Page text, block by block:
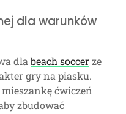
dla warunków
dlabeach soccerze
gry na piasku.
ćwiczeń
zbudować